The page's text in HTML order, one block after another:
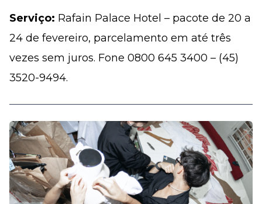
Serviço: Rafain Palace Hotel – pacote de 20 a
24 de fevereiro, parcelamento em até três
vezes sem juros. Fone 0800 645 3400 – (45)
3520-9494.